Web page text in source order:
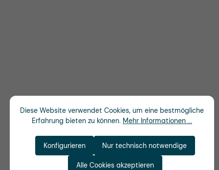
Diese Website verwendet Cookies, um eine bestmögliche
Erfahrung bieten zu können. Mehr Informationen ...
Nur technisch notwendige
Konfigurieren
Alle Cookies akzeptieren